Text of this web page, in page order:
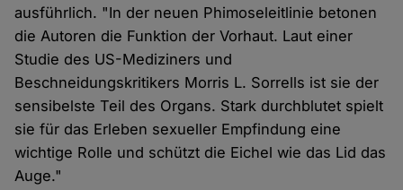
ausführlich. "In der neuen Phimoseleitlinie betonen
die Autoren die Funktion der ­Vorhaut. Laut einer
Studie des US-Mediziners und
Beschneidungskritikers Morris L. Sorrells ist sie der
sensibelste Teil des Organs. Stark durchblutet spielt
sie für das Erleben sexueller Empfindung eine
wichtige Rolle und schützt die Eichel wie das Lid das
Auge."